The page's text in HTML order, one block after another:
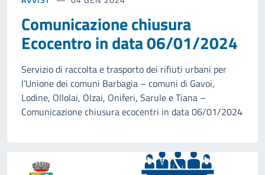
Comunicazione chiusura
Ecocentro in data 06/01/2024
Servizio di raccolta e trasporto dei rifiuti urbani per
l’Unione dei comuni Barbagia – comuni di Gavoi,
Lodine, Ollolai, Olzai, Oniferi, Sarule e Tiana –
Comunicazione chiusura ecocentri in data 06/01/2024